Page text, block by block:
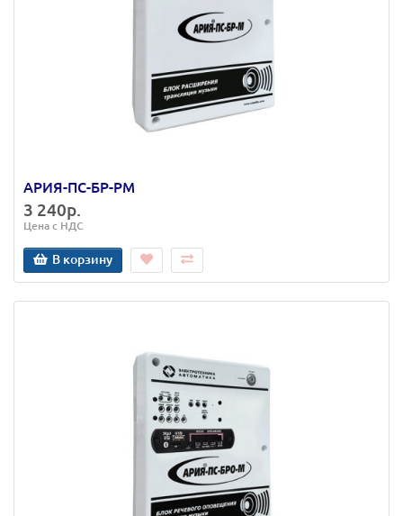
АРИЯ-ПС-БР-РМ
3 240р.
Цена с НДС
В корзину